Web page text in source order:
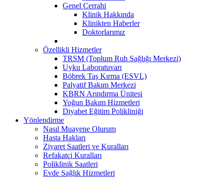
Genel Cerrahi
Klinik Hakkında
Klinikten Haberler
Doktorlarımız
Özellikli Hizmetler
TRSM (Toplum Ruh Sağlığı Merkezi)
Uyku Laboratuvarı
Böbrek Taş Kırma (ESVL)
Palyatif Bakım Merkezi
KBRN Arındırma Ünitesi
Yoğun Bakım Hizmetleri
Diyabet Eğitim Polikliniği
Yönlendirme
Nasıl Muayene Olurum
Hasta Hakları
Ziyaret Saatleri ve Kuralları
Refakatçi Kuralları
Poliklinik Saatleri
Evde Sağlık Hizmetleri